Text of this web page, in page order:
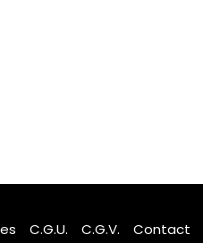
C.G.U. C.G.V. Contact